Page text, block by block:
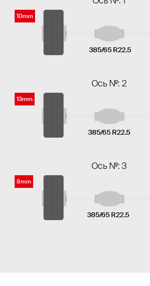
10mm
385/65 R22.5
Ось №: 2
13mm
385/65 R22.5
Ось №: 3
8mm
385/65 R22.5